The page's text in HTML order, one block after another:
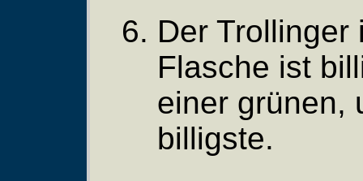
Der
Flasche ist
einer grünen,
billigste.